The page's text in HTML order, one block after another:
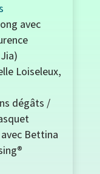
avec
Loiseleux,
dégâts /
Bettina